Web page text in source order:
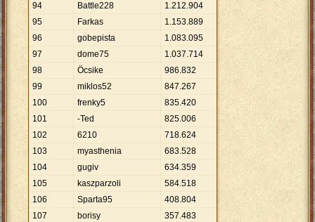
94
Battle228 1.212.904
95
Farkas 1.153.889
96
gobepista 1.083.095
97
dome75 1.037.714
98
Öcsike 986.832
99
miklos52 847.267
100
frenky5 835.420
101
-Ted 825.006
102
6210 718.624
103
myasthenia 683.528
104
gugiv 634.359
105
kaszparzoli 584.518
106
Sparta95 408.804
107
borisy 357.483